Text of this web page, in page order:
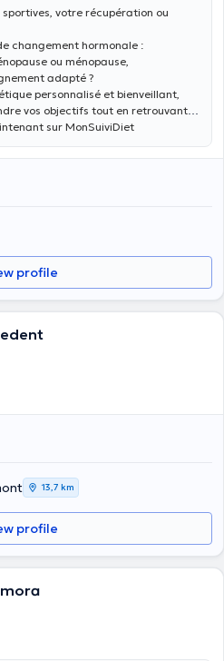
votre récupération ou
changement hormonale :
ou ménopause,
adapté ?
personnalisé et bienveillant,
vos objectifs tout en retrouvant le
sur MonSuiviDiet
profile
13,7 km
profile